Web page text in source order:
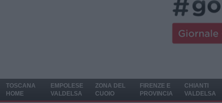
TOSCANA
HOME
EMPOLESE
VALDELSA
ZONA DEL
CUOIO
FIRENZE E
PROVINCIA
CHIANTI
VALDELSA